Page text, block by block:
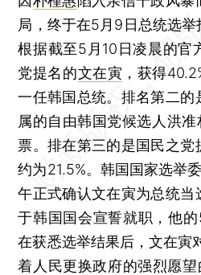
局，终于在5月9日总统选举
根据截至5月10日凌晨的官
党提名的文在寅 ，获得
一任韩国总统。排名第二
属的自由韩国党候选人洪
票。排在第三的是国民之党
约为21.5%。韩国国家选举
午正式确认文在寅为总统
于韩国国会宣誓就职，他的
在获悉选举结果后，文在寅
着人民更换政府的强烈愿望